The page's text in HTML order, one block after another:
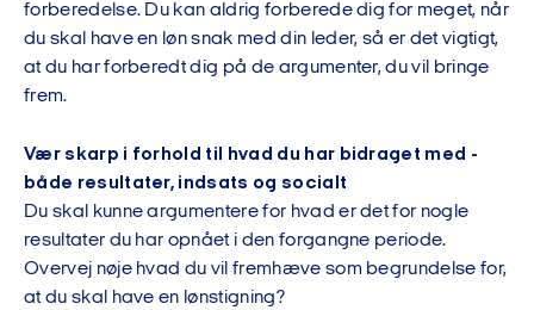
forberedelse. Du kan aldrig forberede dig for meget, når
du skal have en løn snak med din leder, så er det vigtigt,
at du har forberedt dig på de argumenter, du vil bringe
frem.
Vær skarp i forhold til hvad du har bidraget med -
både resultater, indsats og socialt
Du skal kunne argumentere for hvad er det for nogle
resultater du har opnået i den forgangne periode.
Overvej nøje hvad du vil fremhæve som begrundelse for,
at du skal have en lønstigning?